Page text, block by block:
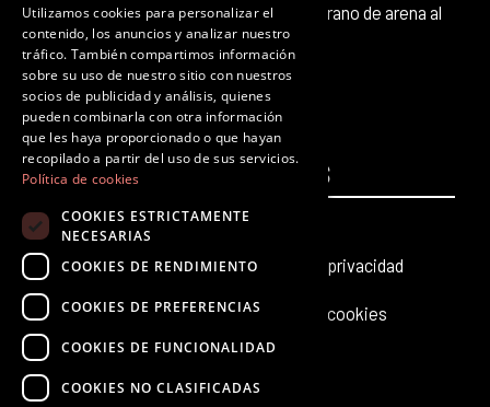
intención de aportar nuestro pequeño grano de arena al
panorama cultural existente.
F
a
c
e
b
o
k
T
w
i
t
t
r
I
n
s
t
a
r
m
Y
o
u
t
u
e
L
i
n
k
e
i
T
k
o
PÁGINAS
Inicio
Producciones teatrales
Últimas noticias
Contacto
LEGALES
Aviso legal
Política de privacidad
Política de cookies
Utilizamos cookies para personalizar el
contenido, los anuncios y analizar nuestro
tráfico. También compartimos información
sobre su uso de nuestro sitio con nuestros
socios de publicidad y análisis, quienes
pueden combinarla con otra información
que les haya proporcionado o que hayan
recopilado a partir del uso de sus servicios.
Política de cookies
COOKIES ESTRICTAMENTE
NECESARIAS
COOKIES DE RENDIMIENTO
COOKIES DE PREFERENCIAS
COOKIES DE FUNCIONALIDAD
COOKIES NO CLASIFICADAS